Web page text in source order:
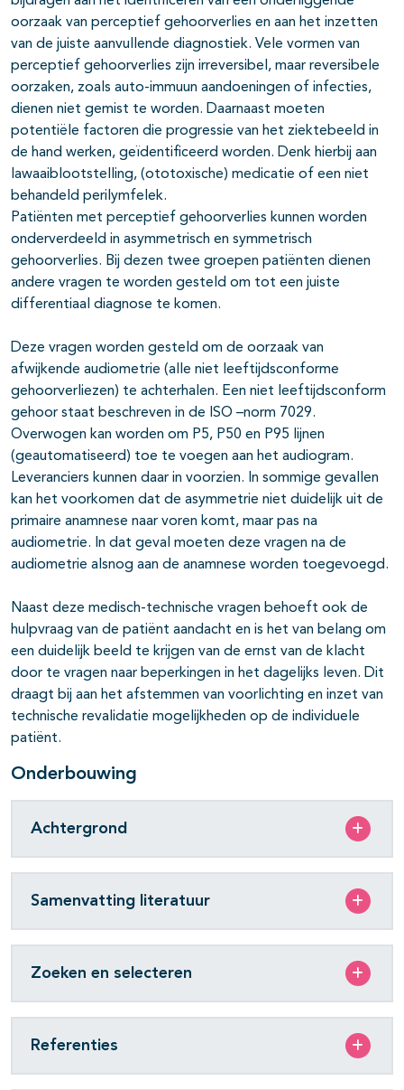
oorzaak van perceptief gehoorverlies en aan het inzetten
van de juiste aanvullende diagnostiek. Vele vormen van
perceptief gehoorverlies zijn irreversibel, maar reversibele
oorzaken, zoals auto-immuun aandoeningen of infecties,
dienen niet gemist te worden. Daarnaast moeten
potentiële factoren die progressie van het ziektebeeld in
de hand werken, geïdentificeerd worden. Denk hierbij aan
lawaaiblootstelling, (ototoxische) medicatie of een niet
behandeld perilymfelek.
Patiënten met perceptief gehoorverlies kunnen worden
onderverdeeld in asymmetrisch en symmetrisch
gehoorverlies. Bij dezen twee groepen patiënten dienen
andere vragen te worden gesteld om tot een juiste
differentiaal diagnose te komen.
Deze vragen worden gesteld om de oorzaak van
afwijkende audiometrie (alle niet leeftijdsconforme
gehoorverliezen) te achterhalen. Een niet leeftijdsconform
gehoor staat beschreven in de ISO –norm 7029.
Overwogen kan worden om P5, P50 en P95 lijnen
(geautomatiseerd) toe te voegen aan het audiogram.
Leveranciers kunnen daar in voorzien. In sommige gevallen
kan het voorkomen dat de asymmetrie niet duidelijk uit de
primaire anamnese naar voren komt, maar pas na
audiometrie. In dat geval moeten deze vragen na de
audiometrie alsnog aan de anamnese worden toegevoegd.
Naast deze medisch-technische vragen behoeft ook de
hulpvraag van de patiënt aandacht en is het van belang om
een duidelijk beeld te krijgen van de ernst van de klacht
door te vragen naar beperkingen in het dagelijks leven. Dit
draagt bij aan het afstemmen van voorlichting en inzet van
technische revalidatie mogelijkheden op de individuele
patiënt.
Onderbouwing
Achtergrond
Samenvatting literatuur
Zoeken en selecteren
Referenties